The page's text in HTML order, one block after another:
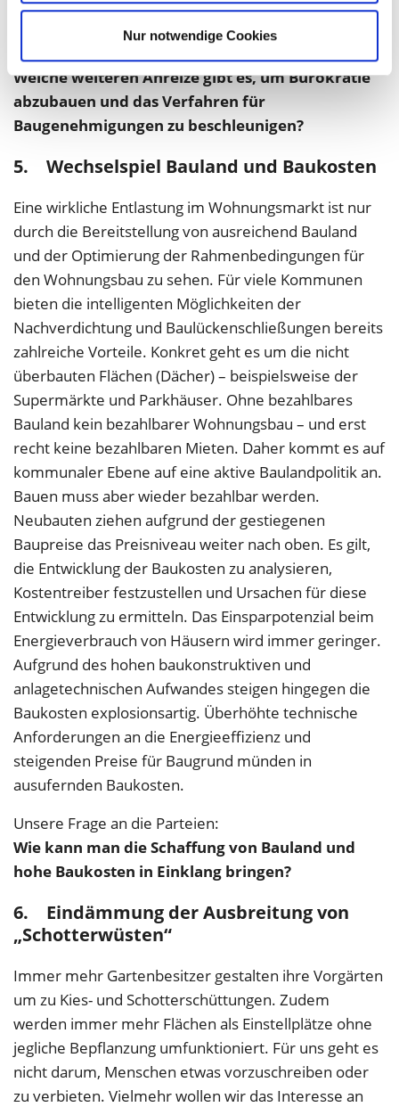
Nur notwendige Cookies
positiv hervorzuheben.
Welche weiteren Anreize gibt es, um Bürokratie
abzubauen und das Verfahren für
Baugenehmigungen zu beschleunigen?
5. Wechselspiel Bauland und Baukosten
Eine wirkliche Entlastung im Wohnungsmarkt ist nur
durch die Bereitstellung von ausreichend Bauland
und der Optimierung der Rahmenbedingungen für
den Wohnungsbau zu sehen. Für viele Kommunen
bieten die intelligenten Möglichkeiten der
Nachverdichtung und Baulückenschließungen bereits
zahlreiche Vorteile. Konkret geht es um die nicht
überbauten Flächen (Dächer) – beispielsweise der
Supermärkte und Parkhäuser. Ohne bezahlbares
Bauland kein bezahlbarer Wohnungsbau – und erst
recht keine bezahlbaren Mieten. Daher kommt es auf
kommunaler Ebene auf eine aktive Baulandpolitik an.
Bauen muss aber wieder bezahlbar werden.
Neubauten ziehen aufgrund der gestiegenen
Baupreise das Preisniveau weiter nach oben. Es gilt,
die Entwicklung der Baukosten zu analysieren,
Kostentreiber festzustellen und Ursachen für diese
Entwicklung zu ermitteln. Das Einsparpotenzial beim
Energieverbrauch von Häusern wird immer geringer.
Aufgrund des hohen baukonstruktiven und
anlagetechnischen Aufwandes steigen hingegen die
Baukosten explosionsartig. Überhöhte technische
Anforderungen an die Energieeffizienz und
steigenden Preise für Baugrund münden in
ausufernden Baukosten.
Unsere Frage an die Parteien:
Wie kann man die Schaffung von Bauland und
hohe Baukosten in Einklang bringen?
6. Eindämmung der Ausbreitung von
„Schotterwüsten“
Immer mehr Gartenbesitzer gestalten ihre Vorgärten
um zu Kies- und Schotterschüttungen. Zudem
werden immer mehr Flächen als Einstellplätze ohne
jegliche Bepflanzung umfunktioniert. Für uns geht es
nicht darum, Menschen etwas vorzuschreiben oder
zu verbieten. Vielmehr wollen wir das Interesse an